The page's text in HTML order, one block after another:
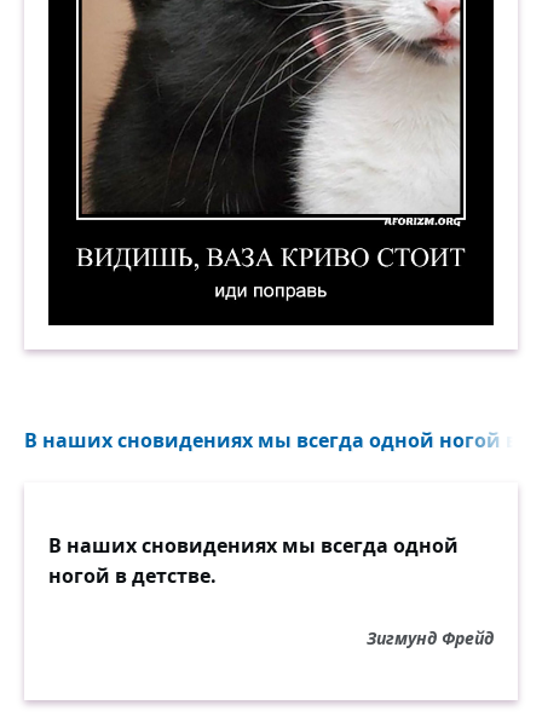
В наших сновидениях мы всегда одной ногой в
В наших сновидениях мы всегда одной
ногой в детстве.
Зигмунд Фрейд